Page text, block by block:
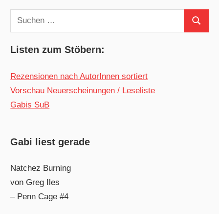
Suchen
nach:
Suchen
Listen zum Stöbern:
Rezensionen nach AutorInnen sortiert
Vorschau Neuerscheinungen / Leseliste
Gabis SuB
Gabi liest gerade
Natchez Burning
von Greg Iles
– Penn Cage #4